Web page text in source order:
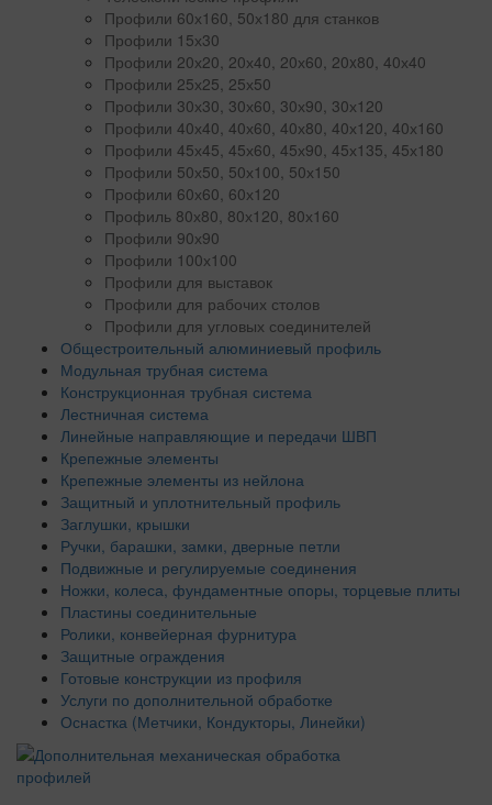
Профили 60х160, 50х180 для станков
Профили 15х30
Профили 20х20, 20х40, 20х60, 20x80, 40х40
Профили 25х25, 25х50
Профили 30х30, 30х60, 30х90, 30х120
Профили 40х40, 40х60, 40х80, 40х120, 40х160
Профили 45х45, 45х60, 45х90, 45х135, 45х180
Профили 50х50, 50х100, 50х150
Профили 60х60, 60х120
Профиль 80х80, 80х120, 80х160
Профили 90х90
Профили 100х100
Профили для выставок
Профили для рабочих столов
Профили для угловых соединителей
Общестроительный алюминиевый профиль
Модульная трубная система
Конструкционная трубная система
Лестничная система
Линейные направляющие и передачи ШВП
Крепежные элементы
Крепежные элементы из нейлона
Защитный и уплотнительный профиль
Заглушки, крышки
Ручки, барашки, замки, дверные петли
Подвижные и регулируемые соединения
Ножки, колеса, фундаментные опоры, торцевые плиты
Пластины соединительные
Ролики, конвейерная фурнитура
Защитные ограждения
Готовые конструкции из профиля
Услуги по дополнительной обработке
Оснастка (Метчики, Кондукторы, Линейки)